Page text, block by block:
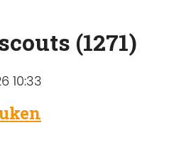
(1271)
10:33